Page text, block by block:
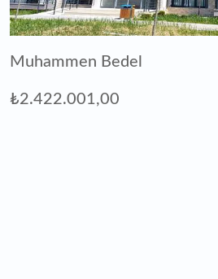
Muhammen Bedel
₺2.422.001,00